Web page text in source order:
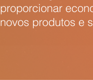
proporcionar
novos produtos e